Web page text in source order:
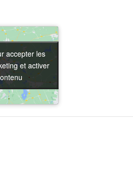
accepter les
et activer
accepter les
et activer